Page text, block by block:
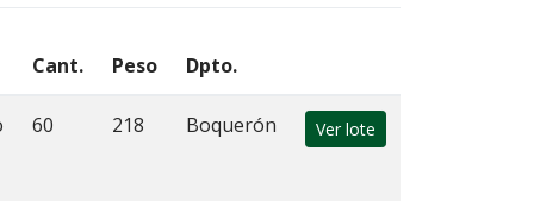
Cant. Peso Dpto.
60 218 Boquerón Ver lote